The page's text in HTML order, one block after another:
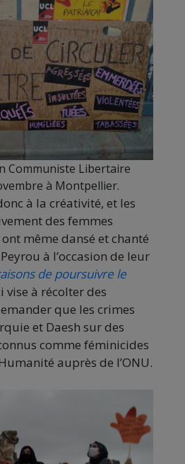
Communiste Libertaire
à Montpellier.
à la créativité, et les
des femmes
même dansé et chanté
à l’occasion de leur
de poursuivre le
vise à récolter des
que les crimes
et Daesh sur des
comme féminicides
auprès de l’ONU.